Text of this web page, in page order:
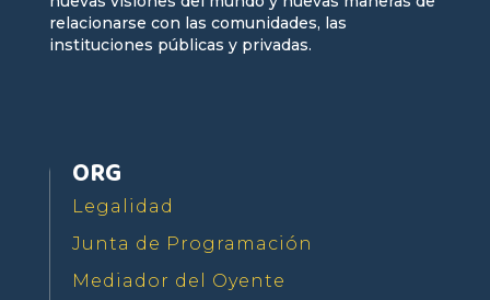
relacionarse con las comunidades, las
instituciones públicas y privadas.
ORG
Legalidad
Junta de Programación
Mediador del Oyente